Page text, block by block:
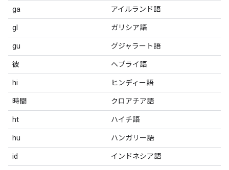
ga アイルランド語
gl ガリシア語
gu グジャラート語
彼 ヘブライ語
hi ヒンディー語
時間 クロアチア語
ht ハイチ語
hu ハンガリー語
id インドネシア語